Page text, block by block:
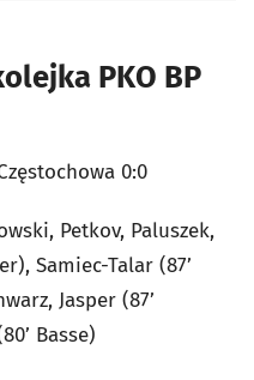
PKO BP
0:0
Petkov, Paluszek,
Samiec-Talar (87’
Jasper (87’
Basse)